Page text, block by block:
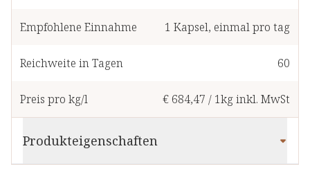
Empfohlene Einnahme 1 Kapsel, einmal pro tag
Reichweite in Tagen 60
Preis pro kg/l € 684,47 / 1kginkl. MwSt
Produkteigenschaften